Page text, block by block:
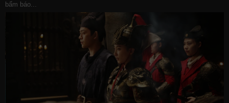
bẩm báo...